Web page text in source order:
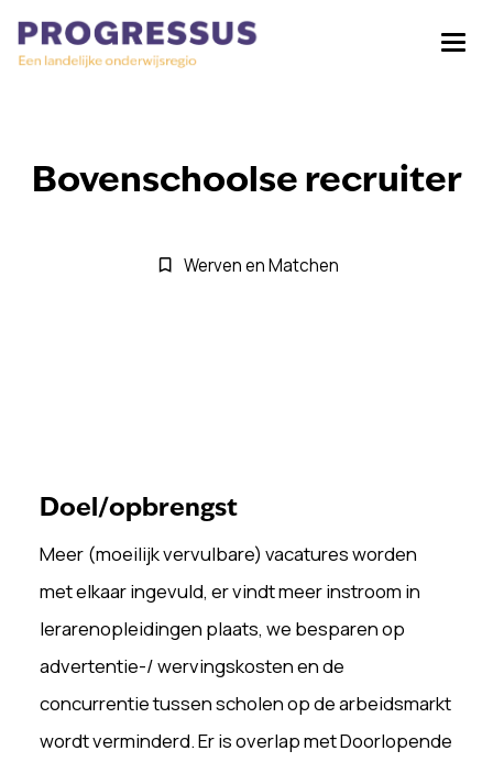
Bovenschoolse recruiter
bookmark_border Werven en Matchen
Doel/opbrengst
Meer (moeilijk vervulbare) vacatures worden
metelkaar ingevuld, er vindt meer instroom in
lerarenopleidingen plaats, we besparen op
advertentie-/wervingskosten en de
concurrentie tussen scholenop de arbeidsmarkt
wordt verminderd. Er is overlap met Doorlopende